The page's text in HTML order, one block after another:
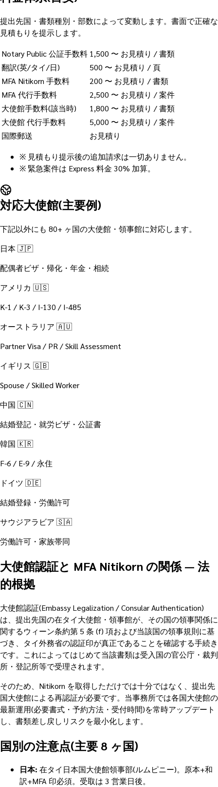
提出先国・書類種別・部数によって変動します。書面で正確な
見積もりを提示します。
Notary Public 公証手数料 1,500 〜 お見積り / 書類
翻訳(英/タイ/日)
500 〜 お見積り / 頁
MFA Nitikorn 手数料
200 〜 お見積り / 書類
MFA 代行手数料
2,500 〜 お見積り / 案件
大使館手数料(該当時)
1,800 〜 お見積り / 書類
大使館 代行手数料
5,000 〜 お見積り / 案件
国際郵送
お見積り
※ 見積もり提示後の追加請求は一切ありません。
※ 緊急案件は Express 料金 30% 加算。
対応大使館(主要例)
下記以外にも 80+ ヶ国の大使館・領事館に対応します。
日本 🇯🇵
配偶者ビザ・帰化・年金・相続
アメリカ 🇺🇸
K-1 / K-3 / I-130 / I-485
オーストラリア 🇦🇺
Partner Visa / PR / Skill Assessment
イギリス 🇬🇧
Spouse / Skilled Worker
中国 🇨🇳
結婚登記・就労ビザ・公証書
韓国 🇰🇷
F-6 / E-9 / 永住
ドイツ 🇩🇪
結婚登録・労働許可
サウジアラビア 🇸🇦
労働許可・家族帯同
大使館認証と MFA Nitikorn の関係 — 法
的根拠
大使館認証(Embassy Legalization / Consular Authentication)
は、提出先国の在タイ大使館・領事館が、その国の領事関係に
関するウィーン条約第 5 条 (f) 項および当該国の領事規則に基
づき、タイ外務省の認証印が真正であることを確認する手続き
です。これによってはじめて当該書類は受入国の官公庁・裁判
所・登記所等で受理されます。
そのため、Nitikorn を取得しただけでは十分ではなく、提出先
国大使館による再認証が必要です。当事務所では各国大使館の
最新運用(必要書式・予約方法・受付時間)を常時アップデート
し、書類差し戻しリスクを最小化します。
国別の注意点(主要 8 ヶ国)
日本: 在タイ日本国大使館領事部(ルムピニー)。原本+和
訳+MFA 印必須。受取は 3 営業日後。